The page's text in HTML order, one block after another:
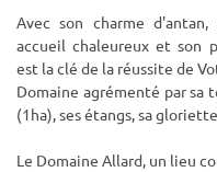
Avec son charme
accueil chaleureux et son
est la clé de la réussite de
Domaine agrémenté par sa
(1ha), ses étangs, sa
Le Domaine Allard, un lieu